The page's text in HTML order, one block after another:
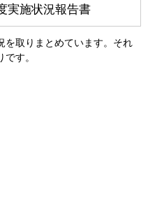
実施状況報告書
を取りまとめています。それ
す。